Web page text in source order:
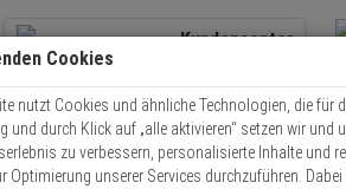
Kundencenter
Kontaktservice nutzen
Mo. - Do.: 8:00 - 16:30 Fr. 8:00 - 14:00 Uhr
Cookies
nutzt Cookies und ähnliche Technologien, die für
und durch Klick auf „alle aktivieren“ setzen wir und
zu verbessern, personalisierte Inhalte und
Optimierung unserer Services durchzuführen.